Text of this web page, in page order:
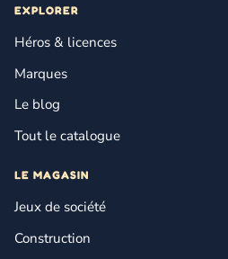
EXPLORER
Héros & licences
Marques
Le blog
Tout le catalogue
LE MAGASIN
Jeux de société
Construction